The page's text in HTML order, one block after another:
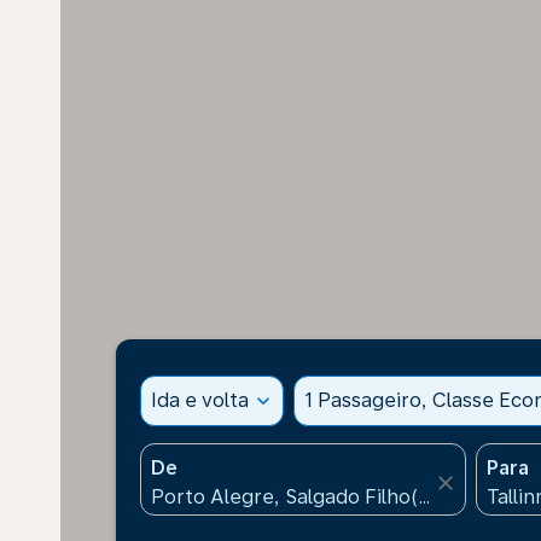
Ida e volta expand_more 1 Passageiro, Classe
De
close
Para